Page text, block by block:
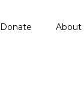
Donate About